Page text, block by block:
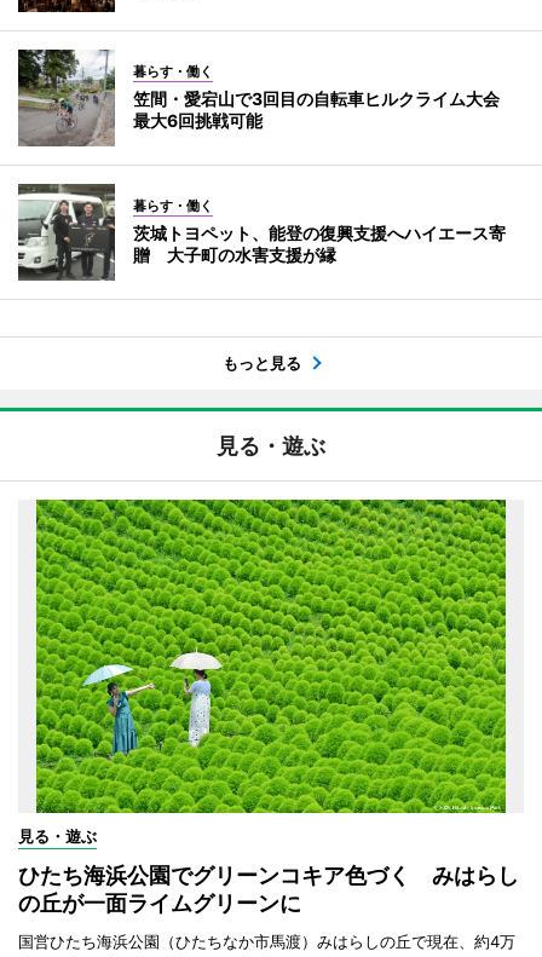
暮らす・働く
笠間・愛宕山で3回目の自転車ヒルクライム大会
最大6回挑戦可能
暮らす・働く
茨城トヨペット、能登の復興支援へハイエース寄
贈 大子町の水害支援が縁
もっと見る
見る・遊ぶ
見る・遊ぶ
ひたち海浜公園でグリーンコキア色づく みはらし
の丘が一面ライムグリーンに
国営ひたち海浜公園（ひたちなか市馬渡）みはらしの丘で現在、約4万